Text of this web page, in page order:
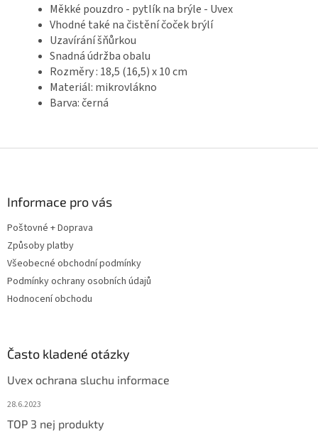
Měkké pouzdro - pytlík na brýle - Uvex
Vhodné také na čistění čoček brýlí
Uzavírání šňůrkou
Snadná údržba obalu
Rozměry : 18,5 (16,5) x 10 cm
Materiál: mikrovlákno
Barva: černá
Informace pro vás
Poštovné + Doprava
Způsoby platby
Všeobecné obchodní podmínky
Podmínky ochrany osobních údajů
Hodnocení obchodu
Často kladené otázky
Uvex ochrana sluchu informace
28.6.2023
TOP 3 nej produkty